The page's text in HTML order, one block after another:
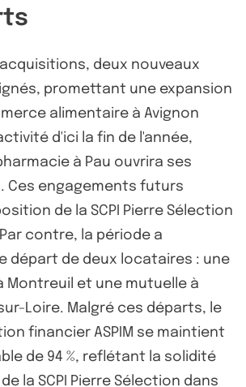
deux nouveaux
promettant une expansion
alimentaire à Avignon
d'ici la fin de l'année,
à Pau ouvrira ses
Ces engagements futurs
de la SCPI Pierre Sélection
contre, la période a
départ de deux locataires : une
Montreuil et une mutuelle à
Loire. Malgré ces départs, le
financier ASPIM se maintient
de 94 %, reflétant la solidité
la SCPI Pierre Sélection dans